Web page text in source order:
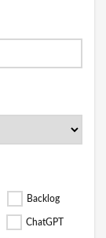
Backlog
ChatGPT